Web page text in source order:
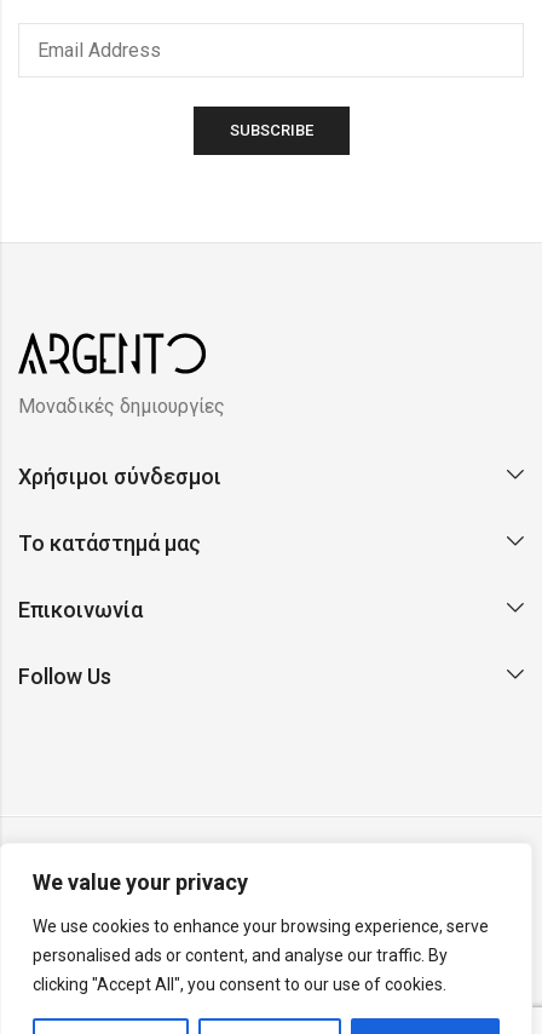
We value your privacy
We use cookies to enhance your browsing experience, serve
personalised ads or content, and analyse our traffic. By
clicking "Accept All", you consent to our use of cookies.
Μοναδικές δημιουργίες
Χρήσιμοι σύνδεσμοι
Το κατάστημά μας
Επικοινωνία
Follow Us
on Earth by Rainbyte Studio.Report a website issue
v26.04.26.R